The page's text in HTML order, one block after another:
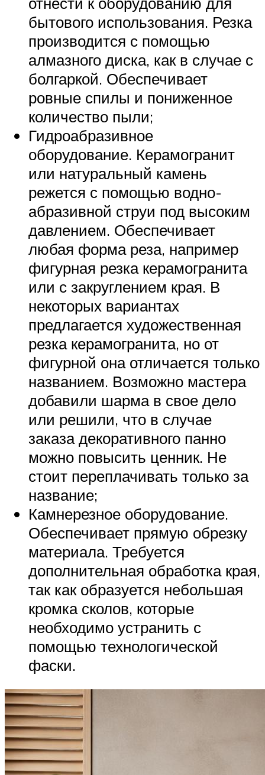
бытового использования. Резка
производится с помощью
алмазного диска, как в случае с
болгаркой. Обеспечивает
ровные спилы и пониженное
количество пыли;
Гидроабразивное
оборудование. Керамогранит
или натуральный камень
режется с помощью водно-
абразивной струи под высоким
давлением. Обеспечивает
любая форма реза, например
фигурная резка керамогранита
или с закруглением края. В
некоторых вариантах
предлагается художественная
резка керамогранита, но от
фигурной она отличается только
названием. Возможно мастера
добавили шарма в свое дело
или решили, что в случае
заказа декоративного панно
можно повысить ценник. Не
стоит переплачивать только за
название;
Камнерезное оборудование.
Обеспечивает прямую обрезку
материала. Требуется
дополнительная обработка края,
так как образуется небольшая
кромка сколов, которые
необходимо устранить с
помощью технологической
фаски.